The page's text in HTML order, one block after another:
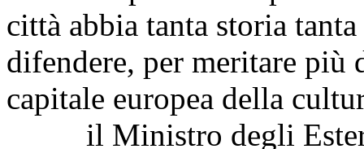
città abbia tanta storia
difendere, per meritare
capitale europea della
il Ministro degli Esteri